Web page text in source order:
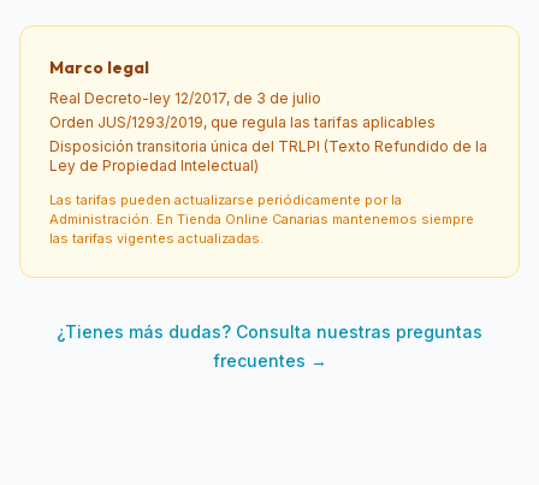
Marco legal
Real Decreto-ley 12/2017, de 3 de julio
Orden JUS/1293/2019, que regula las tarifas aplicables
Disposición transitoria única del TRLPI (Texto Refundido de la
Ley de Propiedad Intelectual)
Las tarifas pueden actualizarse periódicamente por la
Administración. En Tienda Online Canarias mantenemos siempre
las tarifas vigentes actualizadas.
¿Tienes más dudas? Consulta nuestras preguntas
frecuentes →